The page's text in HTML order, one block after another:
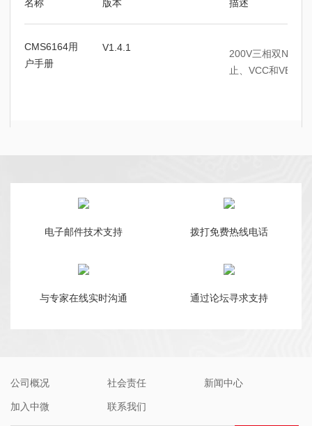
名称 版本 描述
CMS6164用
户手册
V1.4.1
200V三相双N栅极
止、VCC和VBS欠
电子邮件技术支持 拨打免费热线电话
与专家在线实时沟通 通过论坛寻求支持
公司概况 社会责任 新闻中心
加入中微 联系我们